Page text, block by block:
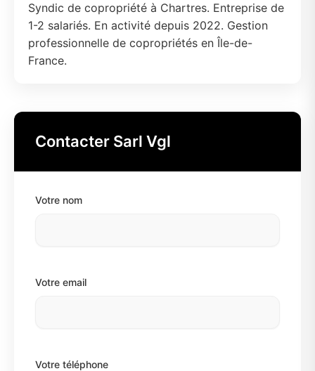
Syndic de copropriété à Chartres. Entreprise de
1-2 salariés. En activité depuis 2022. Gestion
professionnelle de copropriétés en Île-de-
France.
Contacter Sarl Vgl
Votre nom
Votre email
Votre téléphone